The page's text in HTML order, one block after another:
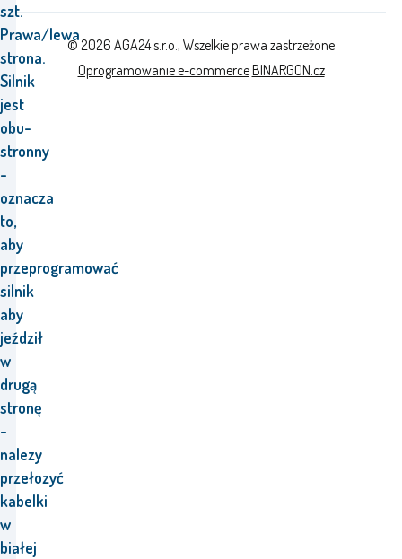
szt.
Prawa/lewa
strona.
Silnik
jest
obu-
stronny
-
oznacza
to,
aby
przeprogramować
silnik
aby
jeździł
w
drugą
stronę
-
nalezy
przełozyć
kabelki
w
białej
© 2026 AGA24 s.r.o., Wszelkie prawa zastrzeżone
Oprogramowanie e-commerceBINARGON.cz